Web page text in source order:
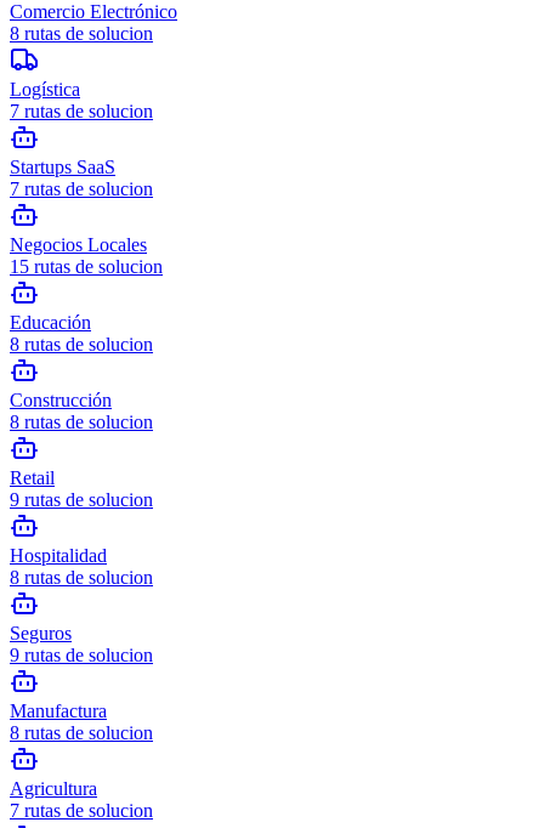
Comercio Electrónico
8 rutas de solucion
Logística
7 rutas de solucion
Startups SaaS
7 rutas de solucion
Negocios Locales
15 rutas de solucion
Educación
8 rutas de solucion
Construcción
8 rutas de solucion
Retail
9 rutas de solucion
Hospitalidad
8 rutas de solucion
Seguros
9 rutas de solucion
Manufactura
8 rutas de solucion
Agricultura
7 rutas de solucion